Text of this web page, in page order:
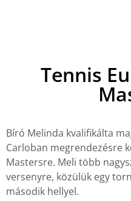
Tennis
Bíró Melinda kvalifikálta
Carloban megrendezésre
Mastersre. Meli több
versenyre, közülük egy
második hellyel.